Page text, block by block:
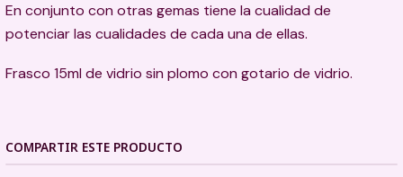
En conjunto con otras gemas tiene la cualidad de
potenciar las cualidades de cada una de ellas.
Frasco 15ml de vidrio sin plomo con gotario de vidrio.
COMPARTIR ESTE PRODUCTO